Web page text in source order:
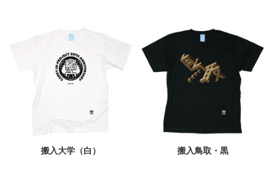
搬入大学（白） 搬入鳥取・黒